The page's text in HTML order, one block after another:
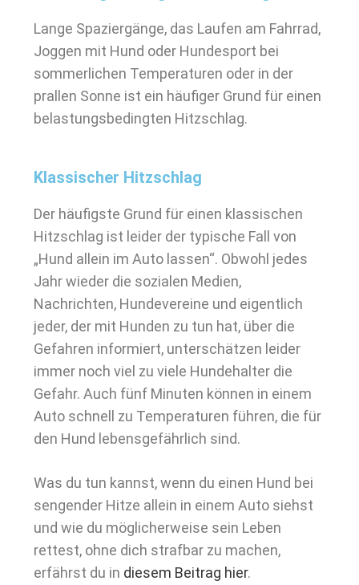
Lange Spaziergänge, das Laufen am Fahrrad,
Joggen mit Hund oder Hundesport bei
sommerlichen Temperaturen oder in der
prallen Sonne ist ein häufiger Grund für einen
belastungsbedingten Hitzschlag.
Klassischer Hitzschlag
Der häufigste Grund für einen klassischen
Hitzschlag ist leider der typische Fall von
„Hund allein im Auto lassen“. Obwohl jedes
Jahr wieder die sozialen Medien,
Nachrichten, Hundevereine und eigentlich
jeder, der mit Hunden zu tun hat, über die
Gefahren informiert, unterschätzen leider
immer noch viel zu viele Hundehalter die
Gefahr. Auch fünf Minuten können in einem
Auto schnell zu Temperaturen führen, die für
den Hund lebensgefährlich sind.
Was du tun kannst, wenn du einen Hund bei
sengender Hitze allein in einem Auto siehst
und wie du möglicherweise sein Leben
rettest, ohne dich strafbar zu machen,
erfährst du in diesem Beitrag hier.